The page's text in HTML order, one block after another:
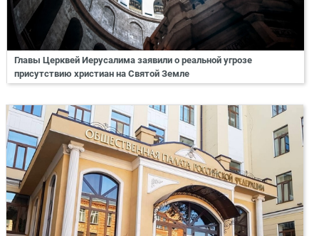
Главы Церквей Иерусалима заявили о реальной угрозе
присутствию христиан на Святой Земле